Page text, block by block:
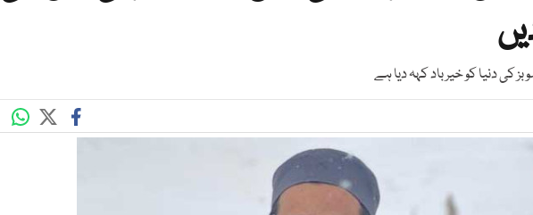
کی دنیا کو خیرباد کہہ دیا ہے